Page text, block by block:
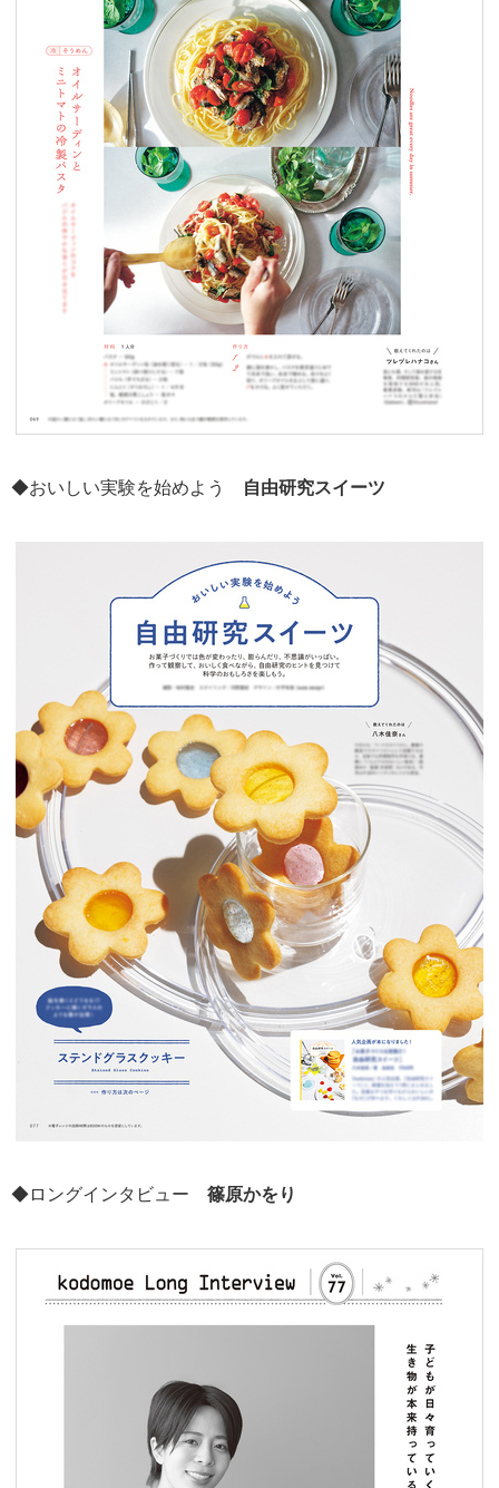
◆おいしい実験を始めよう 自由研究スイーツ
◆ロングインタビュー 篠原かをり